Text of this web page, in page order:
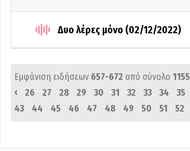
Δυο λέρες μόνο (02/12/2022)
Εμφάνιση ειδήσεων 657-672 από σύνολο 1155
‹
26 27 28 29 30 31 32 33 34 35
43
44 45 46 47 48 49 50 51 52